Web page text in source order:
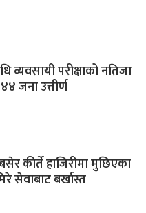
व्यवसायी परीक्षाको नतिजा
जना उत्तीर्ण
कीर्ते हाजिरीमा मुछिएका
सेवाबाट बर्खास्त